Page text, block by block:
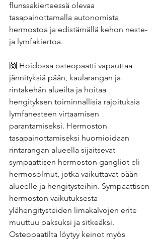
flunssakierteessä olevaa
tasapainottamalla autonomista
hermostoa ja edistämällä kehon neste-
ja lymfakiertoa.
🙌 Hoidossa osteopaatti vapauttaa
jännityksiä pään, kaularangan ja
rintakehän alueilta ja hoitaa
hengityksen toiminnallisia rajoituksia
lymfanesteen virtaamisen
parantamiseksi. Hermoston
tasapainottamiseksi huomioidaan
rintarangan alueella sijaitsevat
sympaattisen hermoston gangliot eli
hermosolmut, jotka vaikuttavat pään
alueelle ja hengitysteihin. Sympaattisen
hermoston vaikutuksesta
ylähengitysteiden limakalvojen erite
muuttuu paksuksi ja sitkeäksi.
Osteopaatilta löytyy keinot myös